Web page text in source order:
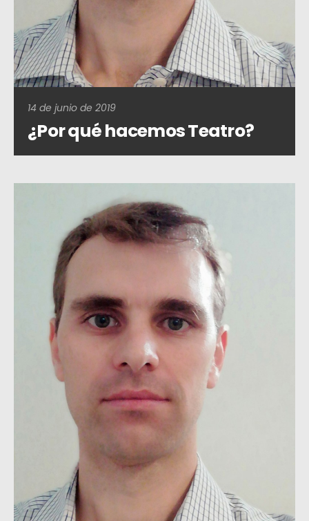
14 de junio de 2019
¿Por qué hacemos Teatro?